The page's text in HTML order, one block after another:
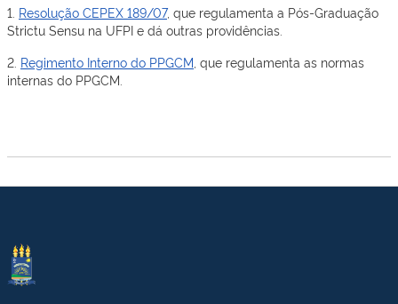
1. Resolução CEPEX 189/07, que regulamenta a Pós-Graduação
Strictu Sensu na UFPI e dá outras providências.
2. Regimento Interno do PPGCM , que regulamenta as normas
internas do PPGCM.